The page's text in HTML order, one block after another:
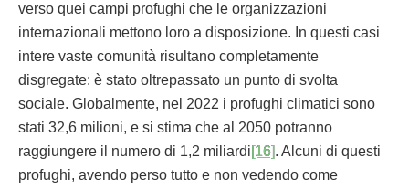
verso quei campi profughi che le organizzazioni
internazionali mettono loro a disposizione. In questi casi
intere vaste comunità risultano completamente
disgregate: è stato oltrepassato un punto di svolta
sociale. Globalmente, nel 2022 i profughi climatici sono
stati 32,6 milioni, e si stima che al 2050 potranno
raggiungere il numero di 1,2 miliardi [16]. Alcuni di questi
profughi, avendo perso tutto e non vedendo come